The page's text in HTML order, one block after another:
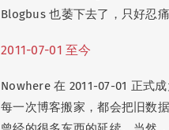
Blogbus 也萎下去了，只好忍痛
2011-07-01 至今
Nowhere 在 2011-07-01 正式成
每一次博客搬家，都会把旧数